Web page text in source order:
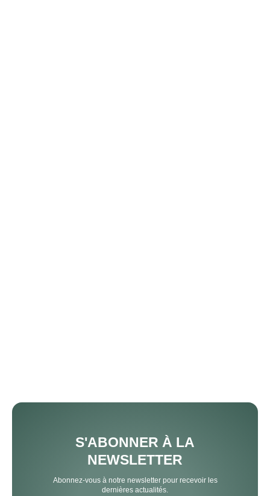
S'ABONNER À LA
NEWSLETTER
Abonnez-vous à notre newsletter pour recevoir les
dernières actualités.